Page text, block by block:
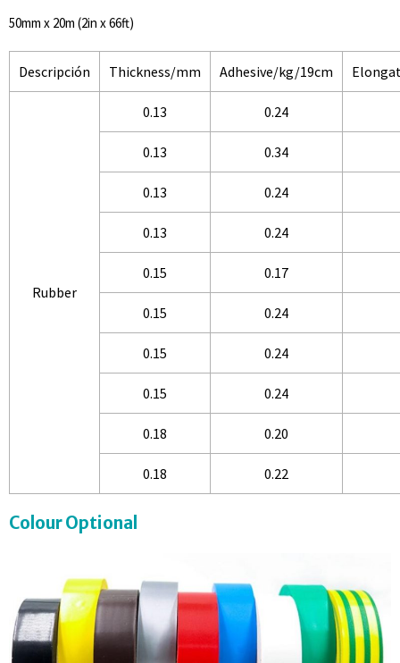
50mm x 20m (2in x 66ft)
Descripción Thickness/mm Adhesive/kg/19cm
Rubber
0.13 0.24
0.13 0.34
0.13 0.24
0.13 0.24
0.15 0.17
0.15 0.24
0.15 0.24
0.15 0.24
0.18 0.20
0.18 0.22
Colour Optional